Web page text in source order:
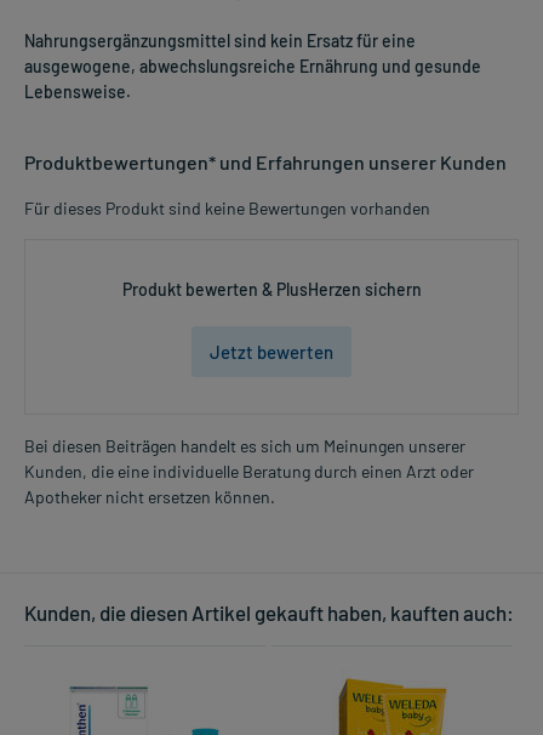
Nahrungsergänzungsmittel sind kein Ersatz für eine
ausgewogene, abwechslungsreiche Ernährung und gesunde
Lebensweise.
Produktbewertungen* und Erfahrungen unserer Kunden
Für dieses Produkt sind keine Bewertungen vorhanden
Produkt bewerten & PlusHerzen sichern
Jetzt bewerten
Bei diesen Beiträgen handelt es sich um Meinungen unserer
Kunden, die eine individuelle Beratung durch einen Arzt oder
Apotheker nicht ersetzen können.
Kunden, die diesen Artikel gekauft haben, kauften auch: